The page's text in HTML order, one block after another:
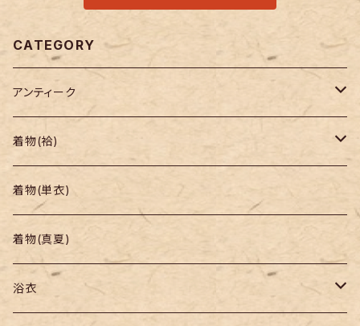
CATEGORY
アンティーク
着物
帯
羽織り・道行
着物(袷)
小紋
色無地・江戸小紋
紬
着物(単衣)
着物(真夏)
浴衣